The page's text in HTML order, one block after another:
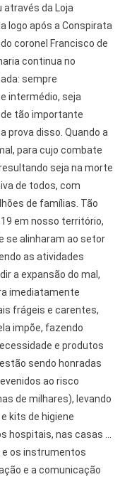
através da Loja
logo após a Conspirata
coronel Francisco de
continua no
sempre
intermédio, seja
tão importante
prova disso. Quando a
para cujo combate
seja na morte
de todos, com
de famílias. Tão
em nosso território,
se alinharam ao setor
as atividades
a expansão do mal,
imediatamente
frágeis e carentes,
impõe, fazendo
e produtos
sendo honradas
ao risco
de milhares), levando
kits de higiene
hospitais, nas casas ...
e os instrumentos
e a comunicação